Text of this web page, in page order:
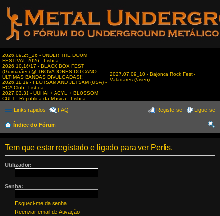
2026.09.25_26 - UNDER THE DOOM
FESTIVAL 2026 - Lisboa
2026.10.16/17 - BLACK BOX FEST
(Guimarães) @ TROVADORES DO CANO -
ÚLTIMAS BANDAS DIVULGADAS!!!
2026.11.19 - FLOTSAM AND JETSAM (USA) -
RCA Club - Lisboa
2027.03.31 - UUHAI + ACYL + BLOSSOM
CULT - Republica da Musica - Lisboa
2027.07.09_10 - Bajonca Rock Fest -
Valadares (Viseu)
Links rápidos FAQ Ligue-se
Registe-se
Índice do Fórum
Tem que estar registado e ligado para ver Perfis.
Utilizador:
Senha:
Esqueci-me da senha
Reenviar email de Ativação